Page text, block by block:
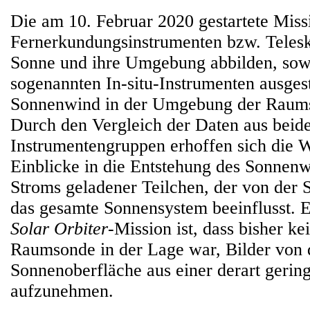
Die am 10. Februar 2020 gestartete
Fernerkundungsinstrumenten bzw.
Sonne und ihre Umgebung abbilden,
sogenannten In-situ-Instrumenten
Sonnenwind in der Umgebung der
Durch den Vergleich der Daten aus
Instrumentengruppen erhoffen sich die
Einblicke in die Entstehung des
Stroms geladener Teilchen, der von der
das gesamte Sonnensystem beeinflusst.
Solar Orbiter-Mission ist, dass bisher
Raumsonde in der Lage war, Bilder von
Sonnenoberfläche aus einer derart
aufzunehmen.